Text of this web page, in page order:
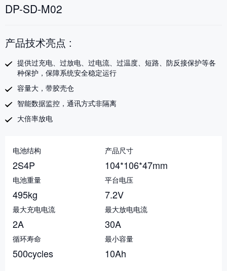
DP-SD-M02
产品技术亮点 :
提供过充电、过放电、过电流、过温度、短路、防反接保护等各
种保护，保障系统安全稳定运行
容量大，带胶壳仓
智能数据监控，通讯方式非隔离
大倍率放电
电池结构
2S4P
产品尺寸
104*106*47mm
电池重量
495kg
平台电压
7.2V
最大充电电流
2A
最大放电电流
30A
循环寿命
500cycles
最小容量
10Ah